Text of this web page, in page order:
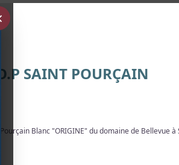
SAINT POURÇAIN
Blanc "ORIGINE" du domaine de Bellevue à